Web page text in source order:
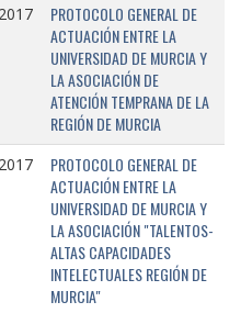
PROTOCOLO GENERAL DE
ACTUACIÓN ENTRE LA
UNIVERSIDAD DE MURCIA Y
LA ASOCIACIÓN DE
ATENCIÓN TEMPRANA DE LA
REGIÓN DE MURCIA
PROTOCOLO GENERAL DE
ACTUACIÓN ENTRE LA
UNIVERSIDAD DE MURCIA Y
LA ASOCIACIÓN "TALENTOS-
ALTAS CAPACIDADES
INTELECTUALES REGIÓN DE
MURCIA"